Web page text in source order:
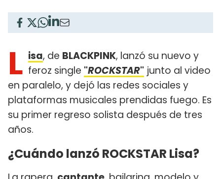
L isa, de BLACKPINK, lanzó su nuevo y
feroz single "ROCKSTAR" junto al video
en paralelo, y dejó las redes sociales y
plataformas musicales prendidas fuego. Es
su primer regreso solista después de tres
años.
¿Cuándo lanzó ROCKSTAR Lisa?